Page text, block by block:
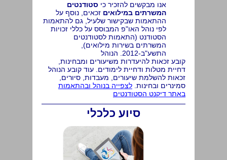
אנו מבקשים להזכיר כי סטודנטים
המשרתים במילואים זכאים, נוסף על
ההתאמות שבקישור שלעיל, גם להתאמות
לפי נוהל האו"פ המבוסס על כללי זכויות
הסטודנט (התאמות לסטודנטים
המשרתים בשירות מילואים),
התשע"ב-2012. הנוהל
קובע זכאות להיעדרות משיעורים ומבחינות,
דחיית מטלות ודחיית לימודים. עוד קובע הנוהל
זכאות להשלמת שיעורים, מעבדות, סיורים,
סמינרים ובחינות. לצפייה בנוהל ובהתאמות
באתר דיקנט הסטודנטים
סיוע כלכלי